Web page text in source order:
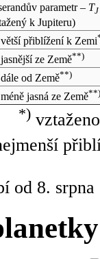
parametr – TJ
k Jupiteru)
přiblížení k Zemi
ze Země**)
od Země**)
jasná ze Země**)
*)
od 8.